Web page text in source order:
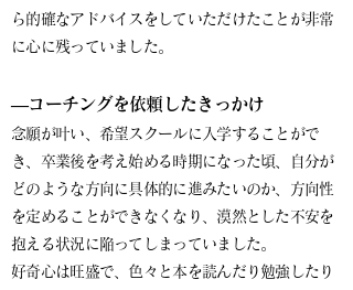
ら的確なアドバイスをしていただけたことが非常
に心に残っていました。
​―コーチングを依頼したきっかけ
念願が叶い、希望スクールに入学することがで
き、卒業後を考え始める時期になった頃、自分が
どのような方向に具体的に進みたいのか、方向性
を定めることができなくなり、漠然とした不安を
抱える状況に陥ってしまっていました。
好奇心は旺盛で、色々と本を読んだり勉強したり